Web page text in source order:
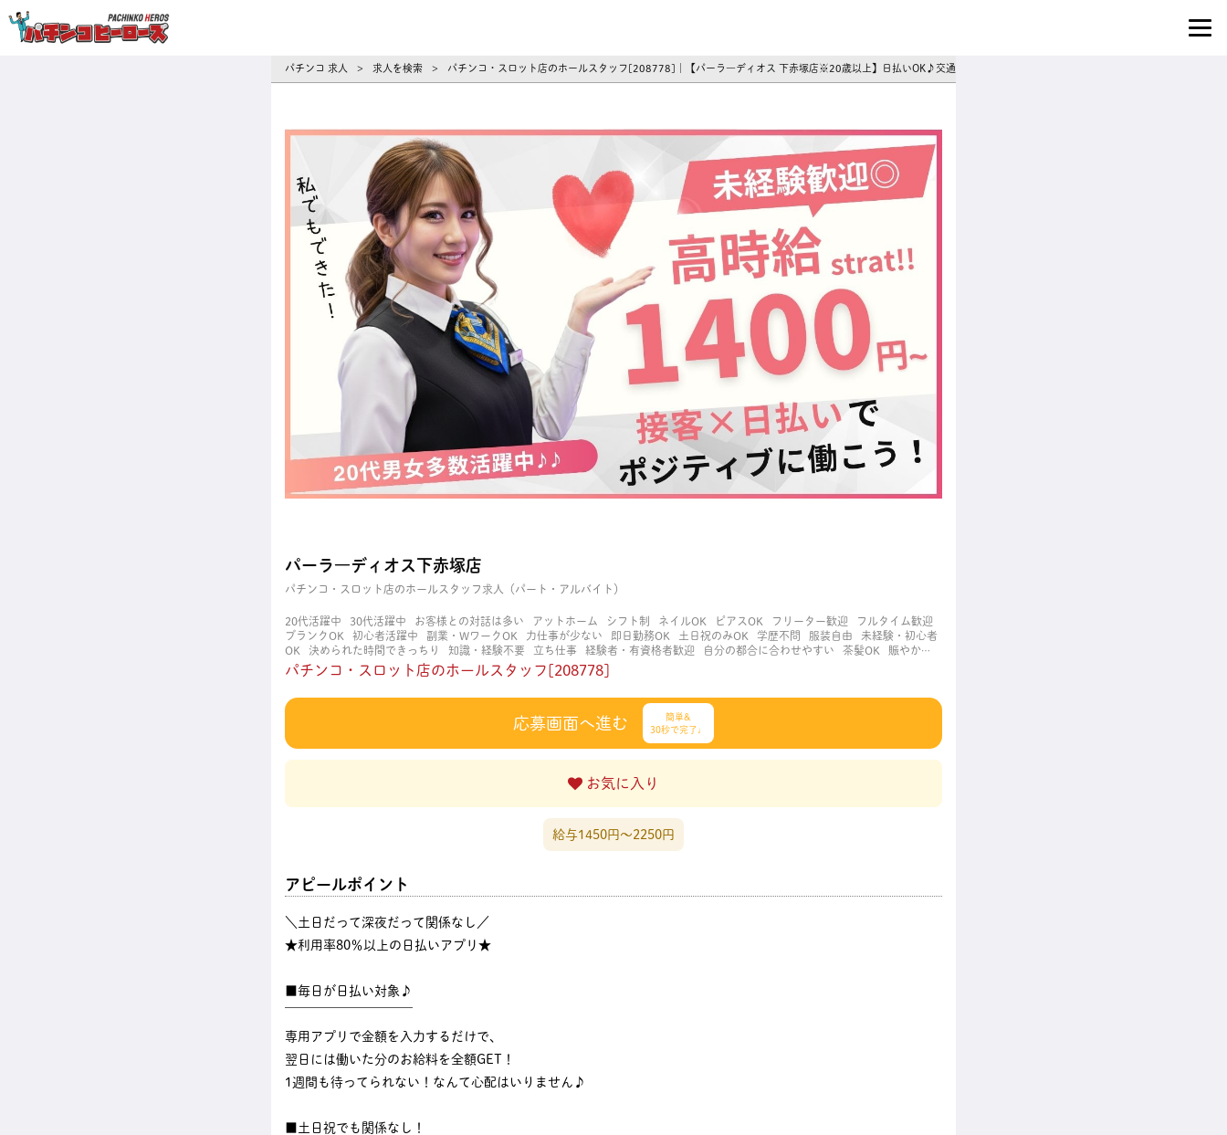
パチンコ 求人 > 求人を検索 > パチンコ・スロット店のホールスタッフ[208778]｜【パーラ―ディオス 下赤塚店※20歳以上】日払いOK♪交通費支給♪週3日～シフト相談◎
パーラ―ディオス下赤塚店
パチンコ・スロット店のホールスタッフ求人（パート・アルバイト）
20代活躍中 30代活躍中 お客様との対話は多い アットホーム シフト制 ネイルOK ピアスOK フリーター歓迎
フルタイム歓迎
ブランクOK
初心者活躍中 副業・WワークOK 力仕事が少ない 即日勤務OK 土日祝のみOK 学歴不問 服装自由
未経験・初心者
OK
決められた時間できっちり 知識・経験不要 立ち仕事 経験者・有資格者歓迎 自分の都合に合わせやすい 茶髪OK
賑やかな
職場
週4日以上OK 長く働ける 長期歓迎 髪型自由 髪色自由
パチンコ・スロット店のホールスタッフ[208778]
応募画面へ進む
簡単&
30秒で完了♩
お気に入り
給与1450円〜2250円
アピールポイント
＼土日だって深夜だって関係なし／
★利用率80％以上の日払いアプリ★
■毎日が日払い対象♪
専用アプリで金額を入力するだけで、
翌日には働いた分のお給料を全額GET！
1週間も待ってられない！なんて心配はいりません♪
■土日祝でも関係なし！